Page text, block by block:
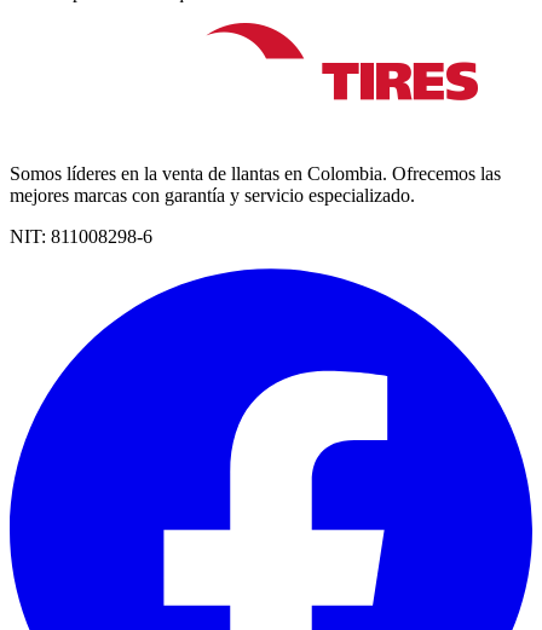
Somos líderes en la venta de llantas en Colombia. Ofrecemos las
mejores marcas con garantía y servicio especializado.
NIT: 811008298-6